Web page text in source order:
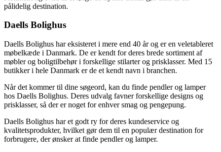
pålidelig destination.
Daells Bolighus
Daells Bolighus har eksisteret i mere end 40 år og er en veletableret
møbelkæde i Danmark. De er kendt for deres brede sortiment af
møbler og boligtilbehør i forskellige stilarter og prisklasser. Med 15
butikker i hele Danmark er de et kendt navn i branchen.
Når det kommer til dine søgeord, kan du finde pendler og lamper
hos Daells Bolighus. Deres udvalg favner forskellige designs og
prisklasser, så der er noget for enhver smag og pengepung.
Daells Bolighus har et godt ry for deres kundeservice og
kvalitetsprodukter, hvilket gør dem til en populær destination for
forbrugere, der ønsker at finde pendler og lamper.